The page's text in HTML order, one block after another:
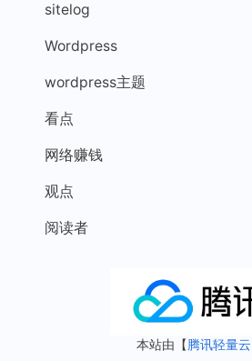
sitelog
Wordpress
wordpress主题
看点
网络赚钱
观点
阅读者
本站由【腾讯轻量云